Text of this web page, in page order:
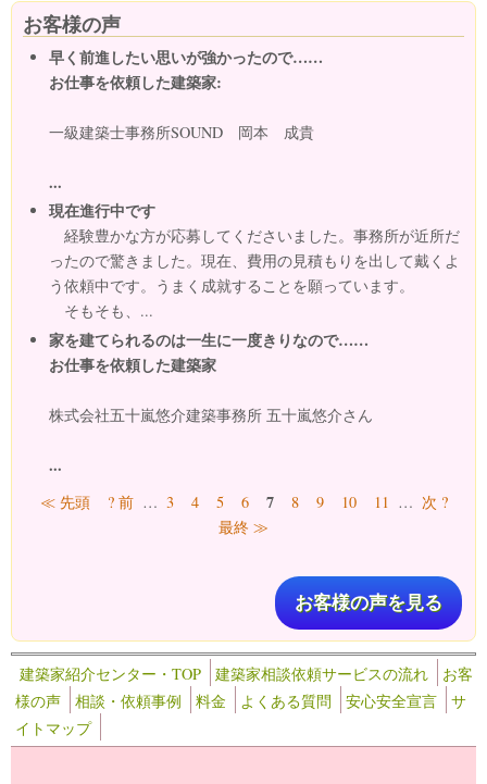
お客様の声
早く前進したい思いが強かったので……
お仕事を依頼した建築家:
一級建築士事務所SOUND 岡本 成貴
...
現在進行中です
経験豊かな方が応募してくださいました。事務所が近所だ
ったので驚きました。現在、費用の見積もりを出して戴くよ
う依頼中です。うまく成就することを願っています。
そもそも、...
家を建てられるのは一生に一度きりなので……
お仕事を依頼した建築家
株式会社五十嵐悠介建築事務所 五十嵐悠介さん
...
ページ
≪ 先頭 ? 前 … 3 4 5 6 7 8 9 10 11 … 次 ?
最終 ≫
お客様の声を見る
建築家紹介センター・TOP 建築家相談依頼サービスの流れ
お客
様の声
相談・依頼事例 料金 よくある質問 安心安全宣言
サ
イトマップ